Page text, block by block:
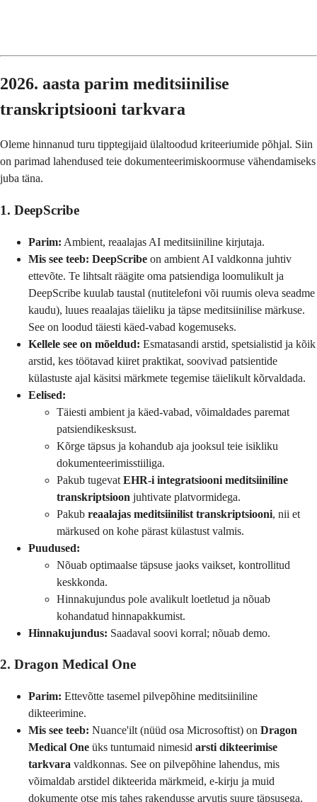
2026. aasta parim meditsiinilise
transkriptsiooni tarkvara
Oleme hinnanud turu tipptegijaid ülaltoodud kriteeriumide põhjal. Siin
on parimad lahendused teie dokumenteerimiskoormuse vähendamiseks
juba täna.
1. DeepScribe
Parim: Ambient, reaalajas AI meditsiiniline kirjutaja.
Mis see teeb: DeepScribe on ambient AI valdkonna juhtiv
ettevõte. Te lihtsalt räägite oma patsiendiga loomulikult ja
DeepScribe kuulab taustal (nutitelefoni või ruumis oleva seadme
kaudu), luues reaalajas täieliku ja täpse meditsiinilise märkuse.
See on loodud täiesti käed-vabad kogemuseks.
Kellele see on mõeldud: Esmatasandi arstid, spetsialistid ja kõik
arstid, kes töötavad kiiret praktikat, soovivad patsientide
külastuste ajal käsitsi märkmete tegemise täielikult kõrvaldada.
Eelised:
Täiesti ambient ja käed-vabad, võimaldades paremat
patsiendikesksust.
Kõrge täpsus ja kohandub aja jooksul teie isikliku
dokumenteerimisstiiliga.
Pakub tugevat EHR-i integratsiooni meditsiiniline
transkriptsioon juhtivate platvormidega.
Pakub reaalajas meditsiinilist transkriptsiooni, nii et
märkused on kohe pärast külastust valmis.
Puudused:
Nõuab optimaalse täpsuse jaoks vaikset, kontrollitud
keskkonda.
Hinnakujundus pole avalikult loetletud ja nõuab
kohandatud hinnapakkumist.
Hinnakujundus: Saadaval soovi korral; nõuab demo.
2. Dragon Medical One
Parim: Ettevõtte tasemel pilvepõhine meditsiiniline
dikteerimine.
Mis see teeb: Nuance'ilt (nüüd osa Microsoftist) on Dragon
Medical One üks tuntumaid nimesid arsti dikteerimise
tarkvara valdkonnas. See on pilvepõhine lahendus, mis
võimaldab arstidel dikteerida märkmeid, e-kirju ja muid
dokumente otse mis tahes rakendusse arvutis suure täpsusega.